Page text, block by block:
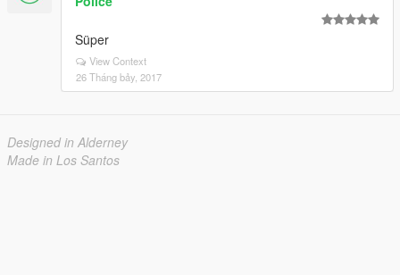
Süper
View Context
26 Tháng bảy, 2017
Designed in Alderney
Made in Los Santos